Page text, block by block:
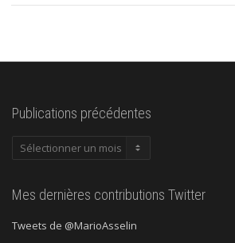
Publications précédentes
Publications
Mes dernières contributions Twitter
Tweets de @MarioAsselin